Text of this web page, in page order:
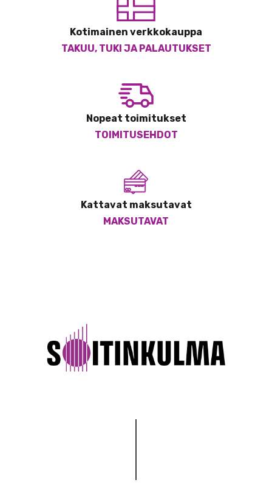
Kotimainen verkkokauppa
TAKUU, TUKI JA PALAUTUKSET
Nopeat toimitukset
TOIMITUSEHDOT
Kattavat maksutavat
MAKSUTAVAT